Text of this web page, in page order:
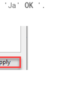
'Ja' OK'.